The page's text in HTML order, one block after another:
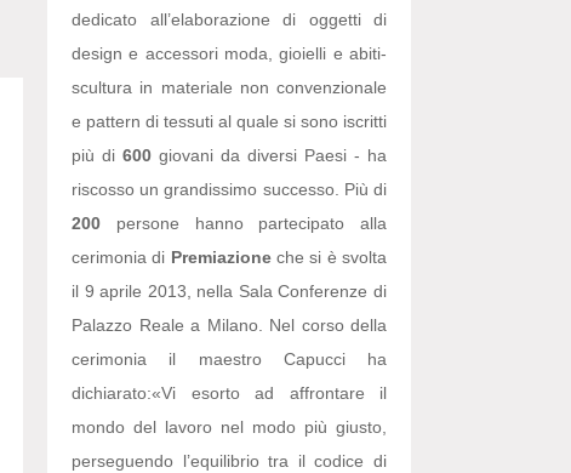
dedicato all’elaborazione di oggetti di
design e accessori moda, gioielli e abiti-
scultura in materiale non convenzionale
e pattern di tessuti al quale si sono iscritti
più di 600 giovani da diversi Paesi - ha
riscosso un grandissimo successo. Più di
200 persone hanno partecipato alla
cerimonia di Premiazioneche si è svolta
il 9 aprile 2013, nella Sala Conferenze di
Palazzo Reale a Milano. Nel corso della
cerimonia il maestro Capucci ha
dichiarato:«Vi esorto ad affrontare il
mondo del lavoro nel modo più giusto,
perseguendo l’equilibrio tra il codice di